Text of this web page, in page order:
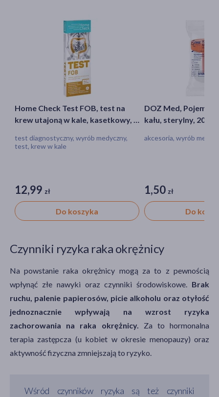
Home Check Test FOB, test na
krew utajoną w kale, kasetkowy, 1
test diagnostyczny, wyrób medyczny,
test, krew w kale
12,99 zł
Do koszyka
DOZ Med,
kału, sterylny, 20
akcesoria, wyrób
1,50 zł
Do
Czynniki ryzyka raka okrężnicy
Na powstanie raka okrężnicy mogą za to z pewnością
wpłynąć złe nawyki oraz czynniki środowiskowe. Brak
ruchu, palenie papierosów, picie alkoholu oraz otyłość
jednoznacznie wpływają na wzrost ryzyka
zachorowania na raka okrężnicy.
Za to hormonalna
terapia zastępcza (u kobiet w okresie menopauzy) oraz
aktywność fizyczna zmniejszają to ryzyko.
Wśród czynników ryzyka są też czynniki